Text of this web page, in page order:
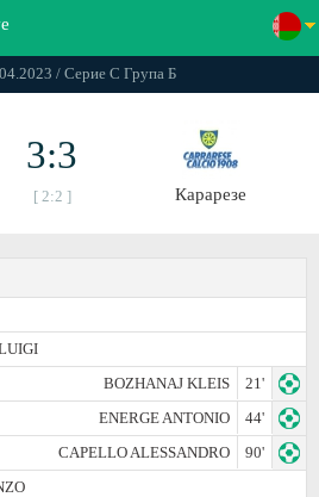
/ Серие С Група Б
3:3
[ 2:2 ] Карарезе
BOZHANAJ KLEIS
21'
ENERGE ANTONIO
44'
CAPELLO ALESSANDRO
90'